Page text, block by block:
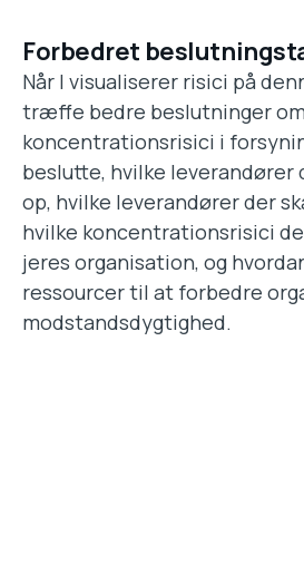
Forbedret
Når I visualiserer risici på
træffe bedre beslutninger om
koncentrationsrisici i
beslutte, hvilke leverandører
op, hvilke leverandører der
hvilke koncentrationsrisici
jeres organisation, og
ressourcer til at forbedre
modstandsdygtighed.